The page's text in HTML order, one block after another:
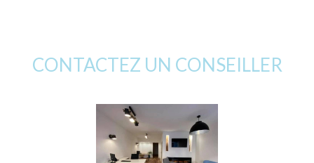
CONTACTEZ UN CONSEILLER